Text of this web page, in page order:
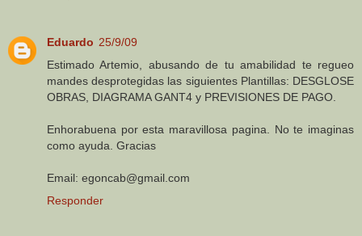
Eduardo 25/9/09
Estimado Artemio, abusando de tu amabilidad te regueo
mandes desprotegidas las siguientes Plantillas: DESGLOSE
OBRAS, DIAGRAMA GANT4 y PREVISIONES DE PAGO.
Enhorabuena por esta maravillosa pagina. No te imaginas
como ayuda. Gracias
Email: egoncab@gmail.com
Responder